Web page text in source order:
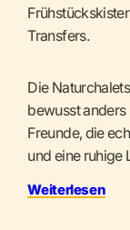
Transfers.
Die
bewusst anders
Freunde, die
und eine ruhige
Weiterlesen